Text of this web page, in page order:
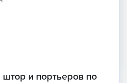
и портьеров по